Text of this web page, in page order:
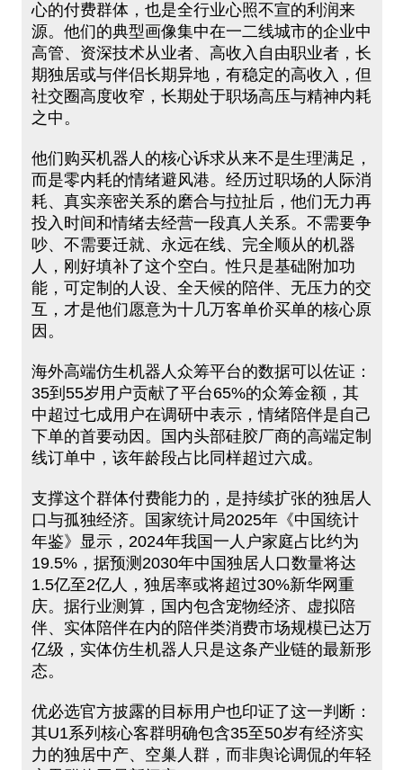
心的付费群体，也是全行业心照不宣的利润来
源。他们的典型画像集中在一二线城市的企业中
高管、资深技术从业者、高收入自由职业者，长
期独居或与伴侣长期异地，有稳定的高收入，但
社交圈高度收窄，长期处于职场高压与精神内耗
之中。
他们购买机器人的核心诉求从来不是生理满足，
而是零内耗的情绪避风港。经历过职场的人际消
耗、真实亲密关系的磨合与拉扯后，他们无力再
投入时间和情绪去经营一段真人关系。不需要争
吵、不需要迁就、永远在线、完全顺从的机器
人，刚好填补了这个空白。性只是基础附加功
能，可定制的人设、全天候的陪伴、无压力的交
互，才是他们愿意为十几万客单价买单的核心原
因。
海外高端仿生机器人众筹平台的数据可以佐证：
35到55岁用户贡献了平台65%的众筹金额，其
中超过七成用户在调研中表示，情绪陪伴是自己
下单的首要动因。国内头部硅胶厂商的高端定制
线订单中，该年龄段占比同样超过六成。
支撑这个群体付费能力的，是持续扩张的独居人
口与孤独经济。国家统计局2025年《中国统计
年鉴》显示，2024年我国一人户家庭占比约为
19.5%，据预测2030年中国独居人口数量将达
1.5亿至2亿人，独居率或将超过30%新华网重
庆。据行业测算，国内包含宠物经济、虚拟陪
伴、实体陪伴在内的陪伴类消费市场规模已达万
亿级，实体仿生机器人只是这条产业链的最新形
态。
优必选官方披露的目标用户也印证了这一判断：
其U1系列核心客群明确包含35至50岁有经济实
力的独居中产、空巢人群，而非舆论调侃的年轻